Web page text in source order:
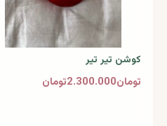
کوشن تیر تیر
تومان2.300.000تومان